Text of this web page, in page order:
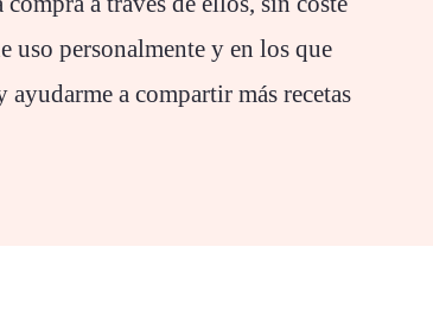
personalmente y en los que
a compartir más recetas